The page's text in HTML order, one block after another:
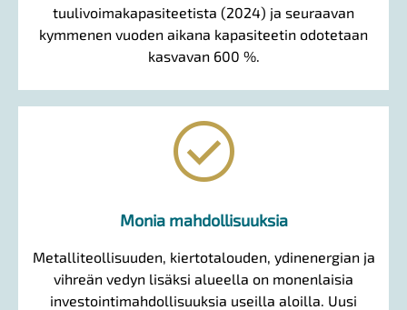
tuulivoimakapasiteetista (2024) ja seuraavan
kymmenen vuoden aikana kapasiteetin odotetaan
kasvavan 600 %.
check_circle_outline
Monia mahdollisuuksia
Metalliteollisuuden, kiertotalouden, ydinenergian ja
vihreän vedyn lisäksi alueella on monenlaisia
investointimahdollisuuksia useilla aloilla. Uusi